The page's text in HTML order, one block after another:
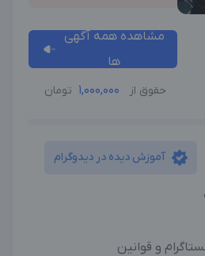
مشاهده همه آگهی
ها
حقوق از 1,000,000 تومان
آموزش دیده در دیدوگرام
و قوانین